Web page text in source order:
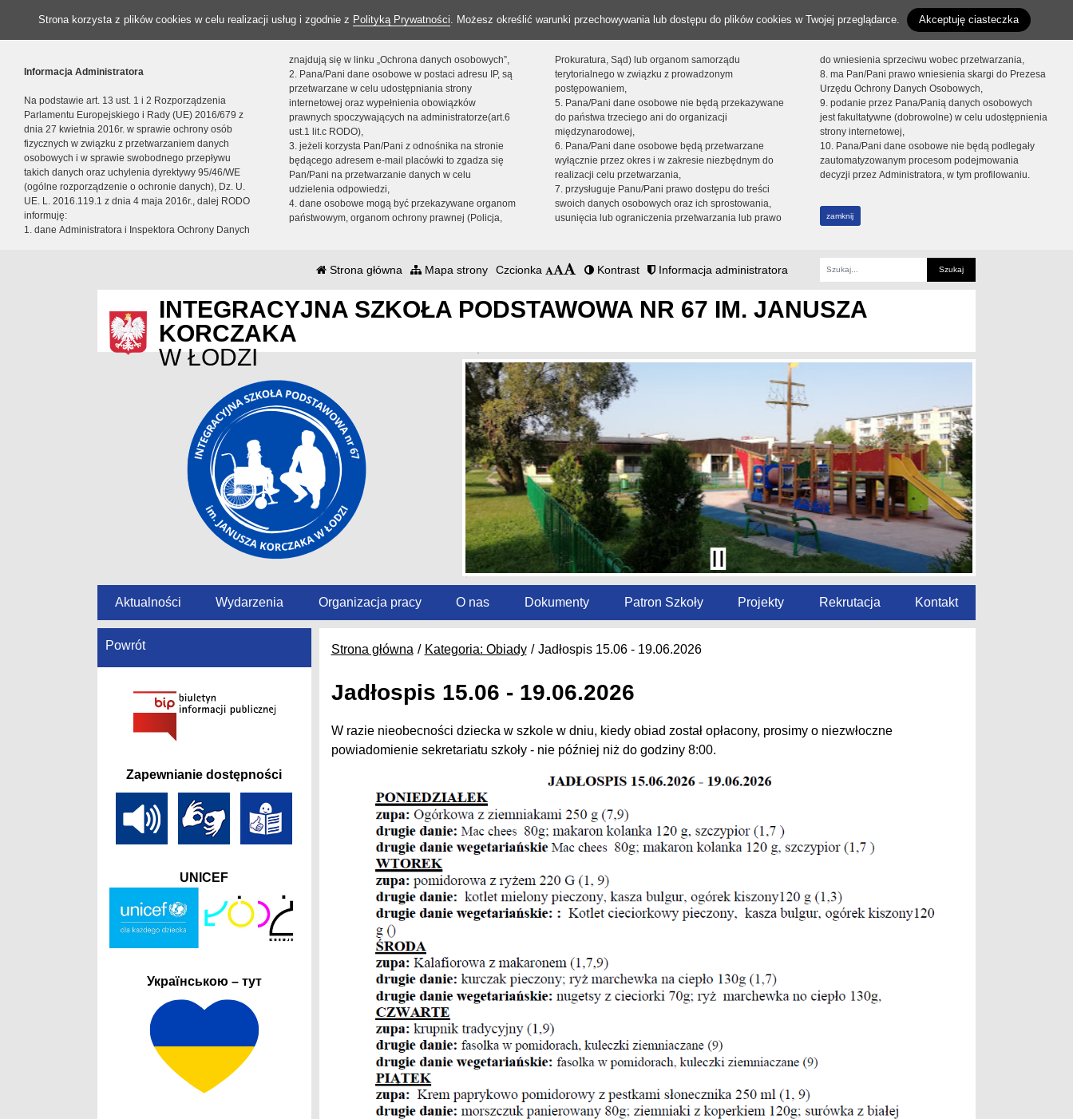
Strona korzysta z plików cookies w celu realizacji usług i zgodnie z Polityką Prywatności. Możesz określić warunki przechowywania lub dostępu do plików cookies w Twojej przeglądarce. Akceptuję ciasteczka
Informacja Administratora
Na podstawie art. 13 ust. 1 i 2 Rozporządzenia
Parlamentu Europejskiego i Rady (UE) 2016/679 z
dnia 27 kwietnia 2016r. w sprawie ochrony osób
fizycznych w związku z przetwarzaniem danych
osobowych i w sprawie swobodnego przepływu
takich danych oraz uchylenia dyrektywy 95/46/WE
(ogólne rozporządzenie o ochronie danych), Dz. U.
UE. L. 2016.119.1 z dnia 4 maja 2016r., dalej RODO
informuję:
1. dane Administratora i Inspektora Ochrony Danych
znajdują się w linku „Ochrona danych osobowych”,
2. Pana/Pani dane osobowe w postaci adresu IP, są
przetwarzane w celu udostępniania strony
internetowej oraz wypełnienia obowiązków
prawnych spoczywających na administratorze(art.6
ust.1 lit.c RODO),
3. jeżeli korzysta Pan/Pani z odnośnika na stronie
będącego adresem e-mail placówki to zgadza się
Pan/Pani na przetwarzanie danych w celu
udzielenia odpowiedzi,
4. dane osobowe mogą być przekazywane organom
państwowym, organom ochrony prawnej (Policja,
Prokuratura, Sąd) lub organom samorządu
terytorialnego w związku z prowadzonym
postępowaniem,
5. Pana/Pani dane osobowe nie będą przekazywane
do państwa trzeciego ani do organizacji
międzynarodowej,
6. Pana/Pani dane osobowe będą przetwarzane
wyłącznie przez okres i w zakresie niezbędnym do
realizacji celu przetwarzania,
7. przysługuje Panu/Pani prawo dostępu do treści
swoich danych osobowych oraz ich sprostowania,
usunięcia lub ograniczenia przetwarzania lub prawo
do wniesienia sprzeciwu wobec przetwarzania,
8. ma Pan/Pani prawo wniesienia skargi do Prezesa
Urzędu Ochrony Danych Osobowych,
9. podanie przez Pana/Panią danych osobowych
jest fakultatywne (dobrowolne) w celu udostępnienia
strony internetowej,
10. Pana/Pani dane osobowe nie będą podlegały
zautomatyzowanym procesom podejmowania
decyzji przez Administratora, w tym profilowaniu.
zamknij
Strona główna Mapa strony Czcionka Kontrast Informacja administratora
Fraza
INTEGRACYJNA SZKOŁA PODSTAWOWA NR 67 IM. JANUSZA
KORCZAKA
W ŁODZI
Aktualności Wydarzenia Organizacja pracy O nas Dokumenty Patron Szkoły Projekty Rekrutacja Kontakt
Strona główna Kategoria: Obiady Jadłospis 15.06 - 19.06.2026
Jadłospis 15.06 - 19.06.2026
W razie nieobecności dziecka w szkole w dniu, kiedy obiad został opłacony, prosimy o niezwłoczne
powiadomienie sekretariatu szkoły - nie później niż do godziny 8:00.
Powrót
Zapewnianie dostępności
UNICEF
Українською – тут